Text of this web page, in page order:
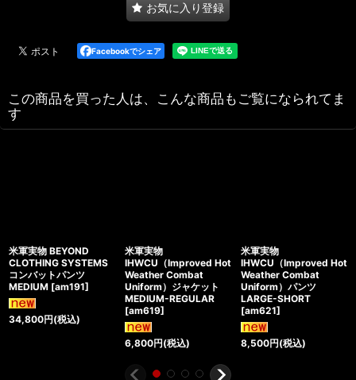
お気に入り登録
Facebookでシェア
この商品を買った人は、こんな商品もご覧になられてま
す
米軍実物 BEYOND
CLOTHING SYSTEMS
コンバットパンツ
MEDIUM [am191]
34,800円(税込)
米軍実物
IHWCU（Improved Hot
Weather Combat
Uniform）ジャケット
MEDIUM-REGULAR
[am619]
6,800円(税込)
米軍実物
IHWCU（Improved Hot
Weather Combat
Uniform）パンツ
LARGE-SHORT
[am621]
8,500円(税込)